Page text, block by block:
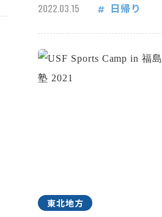
2022.03.15 日帰り
東北地方